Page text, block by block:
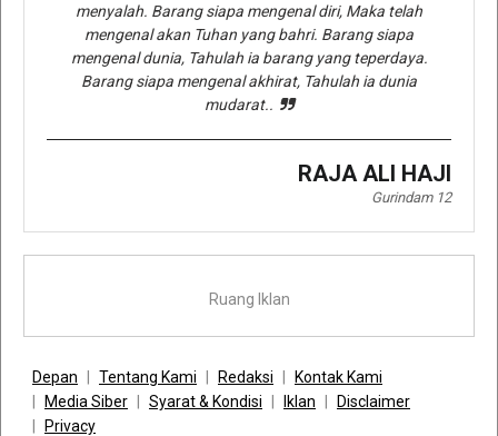
menyalah. Barang siapa mengenal diri, Maka telah
mengenal akan Tuhan yang bahri. Barang siapa
mengenal dunia, Tahulah ia barang yang teperdaya.
Barang siapa mengenal akhirat, Tahulah ia dunia
mudarat..
RAJA ALI HAJI
Gurindam 12
Ruang Iklan
Depan Tentang Kami Redaksi
Kontak Kami
Media Siber
Syarat & Kondisi Iklan
Disclaimer
Privacy